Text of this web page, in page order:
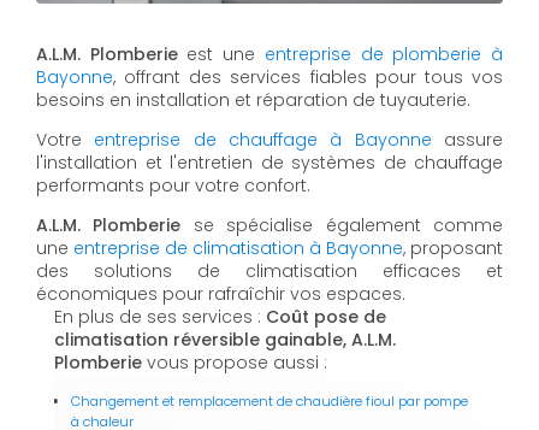
A.L.M. Plomberieest une entreprise de plomberie à
Bayonne, offrant des services fiables pour tous vos
besoins en installation et réparation de tuyauterie.
Votre entreprise de chauffage à Bayonne assure
l'installation et l'entretien de systèmes de chauffage
performants pour votre confort.
A.L.M. Plomberie se spécialise également comme
une entreprise de climatisation à Bayonne, proposant
des solutions de climatisation efficaces et
économiques pour rafraîchir vos espaces.
En plus de ses services : Coût pose de
climatisation réversible gainable, A.L.M.
Plomberie vous propose aussi :
Changement et remplacement de chaudière fioul par pompe
à chaleur